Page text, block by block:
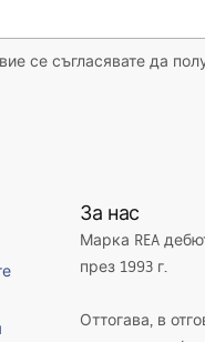
се съгласявате да
За нас
Марка REA
през 1993 г.
Оттогава, в